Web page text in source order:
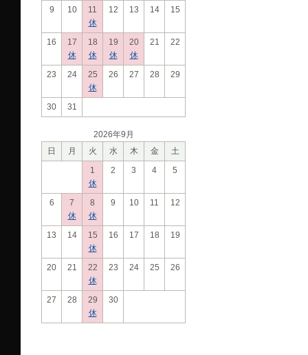
9 10
11
休
12 13 14 15
16
17
休
18
休
19
休
20
休
21 22
23 24
25
休
26 27 28 29
30 31
2026年9月
日
月 火 水 木 金
土
1
休
2 3 4 5
6
7
休
8
休
9 10 11 12
13 14
15
休
16 17 18 19
20 21
22
休
23 24 25 26
27 28
29
休
30